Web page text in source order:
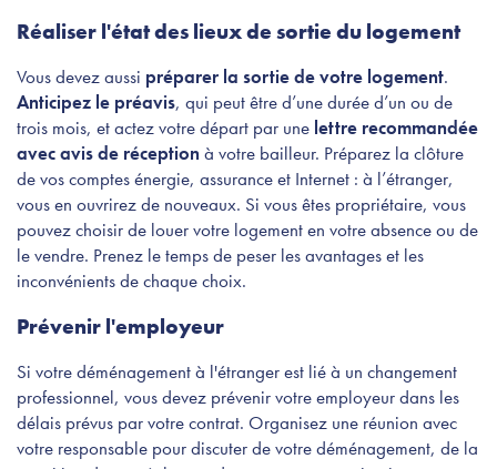
Réaliser l'état des lieux de sortie du logement
Vous devez aussi préparer la sortie de votre logement.
Anticipez le préavis, qui peut être d’une durée d’un ou de
trois mois, et actez votre départ par une lettre recommandée
avec avis de réception à votre bailleur. Préparez la clôture
de vos comptes énergie, assurance et Internet : à l’étranger,
vous en ouvrirez de nouveaux. Si vous êtes propriétaire, vous
pouvez choisir de louer votre logement en votre absence ou de
le vendre. Prenez le temps de peser les avantages et les
inconvénients de chaque choix.
Prévenir l'employeur
Si votre déménagement à l'étranger est lié à un changement
professionnel, vous devez prévenir votre employeur dans les
délais prévus par votre contrat. Organisez une réunion avec
votre responsable pour discuter de votre déménagement, de la